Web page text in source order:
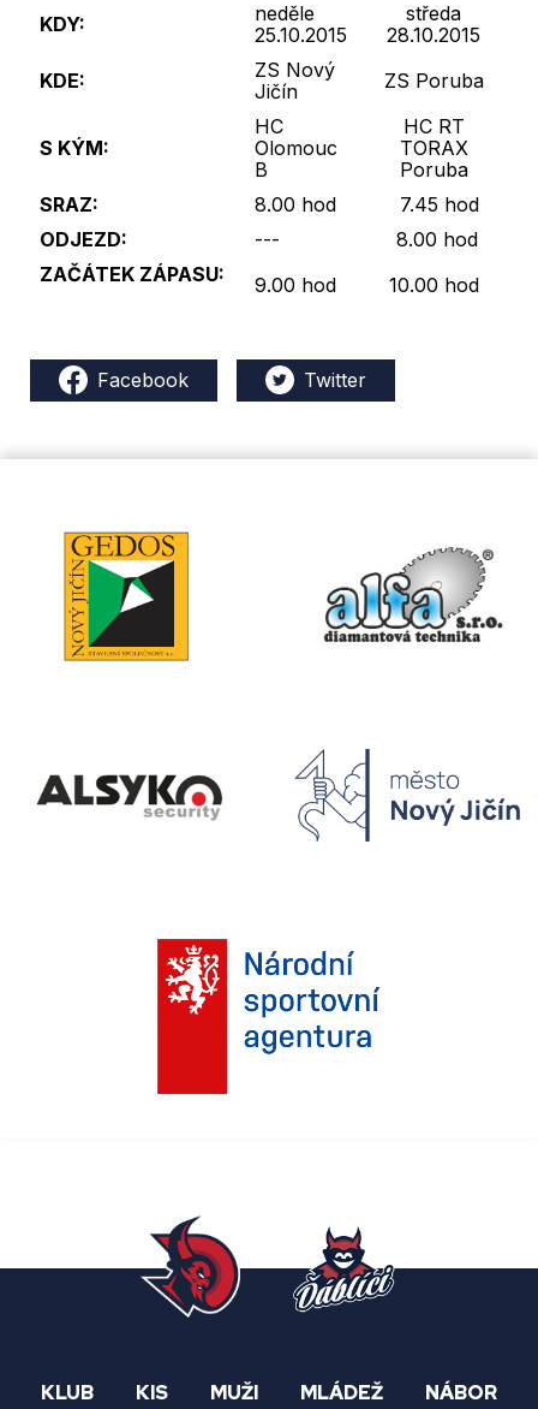
KDY:
neděle
25.10.2015
středa
28.10.2015
KDE:
ZS Nový
Jičín
ZS Poruba
S KÝM:
HC
Olomouc
B
HC RT
TORAX
Poruba
SRAZ:
8.00 hod
7.45 hod
ODJEZD:
---
8.00 hod
ZAČÁTEK ZÁPASU:
9.00 hod 10.00 hod
Facebook Twitter
KLUB KIS MUŽI MLÁDEŽ NÁBOR